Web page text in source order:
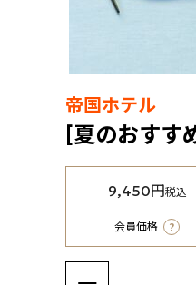
帝国ホテル
9,450円税込
会員価格 ?